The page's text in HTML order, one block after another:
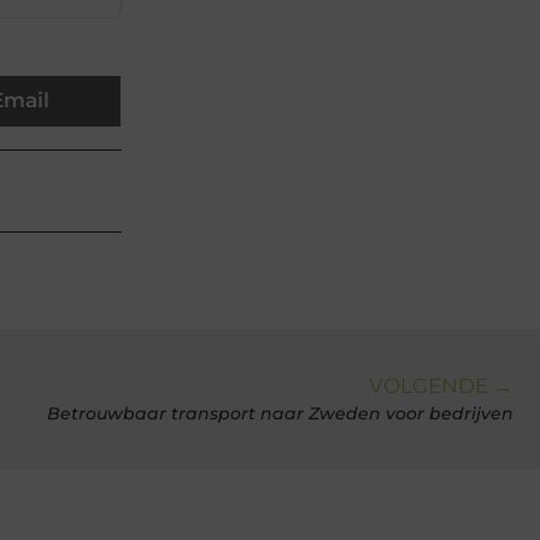
VOLGENDE →
Betrouwbaar transport naar Zweden voor bedrijven